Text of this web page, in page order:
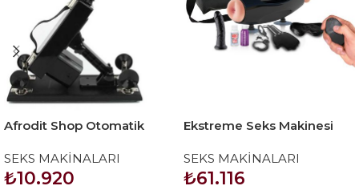
Afrodit Shop Otomatik
SEKS MAKİNALARI
₺10.920
Ekstreme Seks Makinesi
SEKS MAKİNALARI
₺61.116